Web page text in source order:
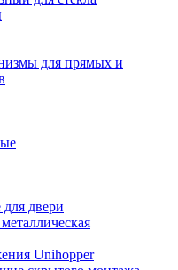
для прямых и
двери
Unihopper